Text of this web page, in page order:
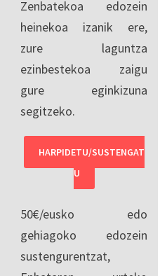
Zenbatekoa edozein
heinekoa izanik ere,
zure laguntza
ezinbestekoa zaigu
gure eginkizuna
segitzeko.
HARPIDETU/SUSTENGAT
U
50€/eusko edo
gehiagoko edozein
sustengurentzat,